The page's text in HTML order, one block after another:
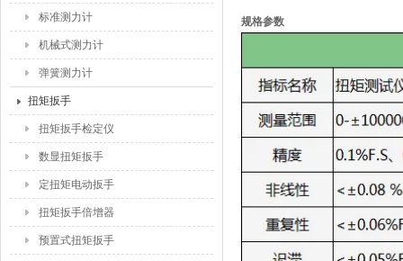
标准测力计
机械式测力计
弹簧测力计
扭矩扳手
扭矩扳手检定仪
数显扭矩扳手
定扭矩电动扳手
扭矩扳手倍增器
预置式扭矩扳手
规格参数